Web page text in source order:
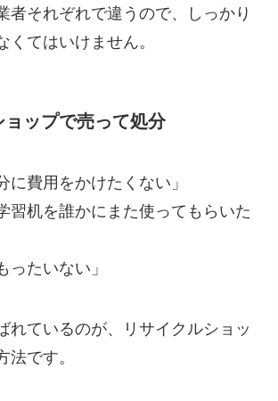
者それぞれで違うので、しっかり
くてはいけません。
ョップで売って処分
に費用をかけたくない」
習机を誰かにまた使ってもらいた
ったいない」
れているのが、リサイクルショッ
法です。